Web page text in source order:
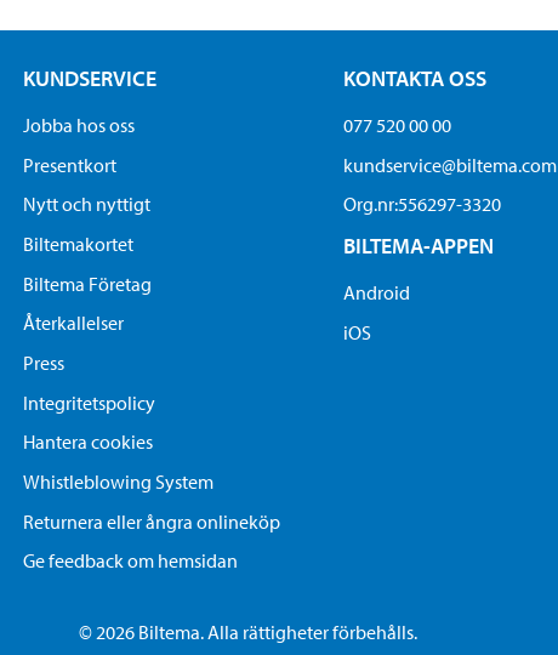
KUNDSERVICE
Jobba hos oss
Presentkort
Nytt och nyttigt
Biltemakortet
Biltema Företag
Återkallelser
Press
Integritetspolicy
Hantera cookies
Whistleblowing System
Returnera eller ångra onlineköp
Ge feedback om hemsidan
KONTAKTA OSS
077 520 00 00
kundservice@biltema.com
Org.nr:556297-3320
BILTEMA-APPEN
Android
iOS
© 2026 Biltema. Alla rättigheter förbehålls.